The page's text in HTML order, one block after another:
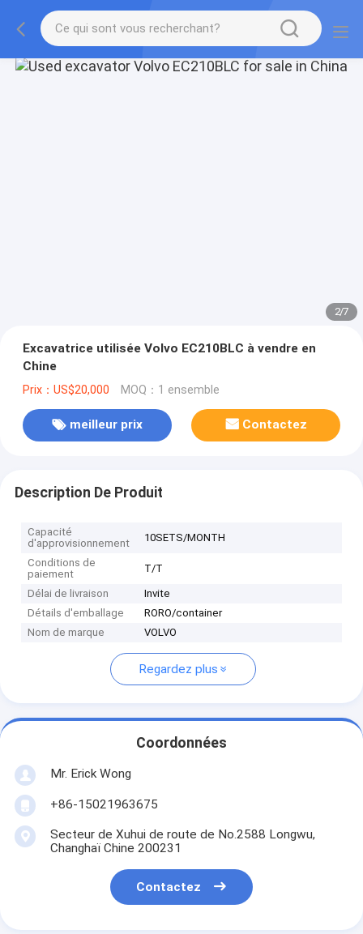
2/7
Excavatrice utilisée Volvo EC210BLC à vendre en
Chine
Prix：US$20,000 MOQ：1 ensemble
meilleur prix Contactez
Description De Produit
Capacité
d'approvisionnement
10SETS/MONTH
Conditions de
paiement
T/T
Délai de livraison
Invite
Détails d'emballage
RORO/container
Nom de marque
VOLVO
Regardez plus
Coordonnées
Mr. Erick Wong
+86-15021963675
Secteur de Xuhui de route de No.2588 Longwu,
Changhaï Chine 200231
Contactez